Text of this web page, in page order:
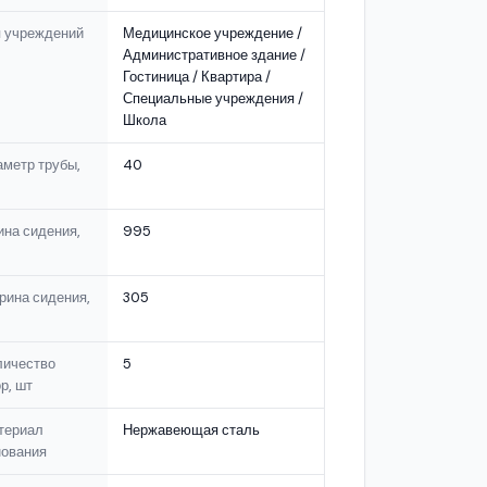
учреждений
Медицинское учреждение /
Административное здание /
Гостиница / Квартира /
Специальные учреждения /
Школа
трубы,
40
сидения,
995
сидения,
305
шт
5
Нержавеющая сталь